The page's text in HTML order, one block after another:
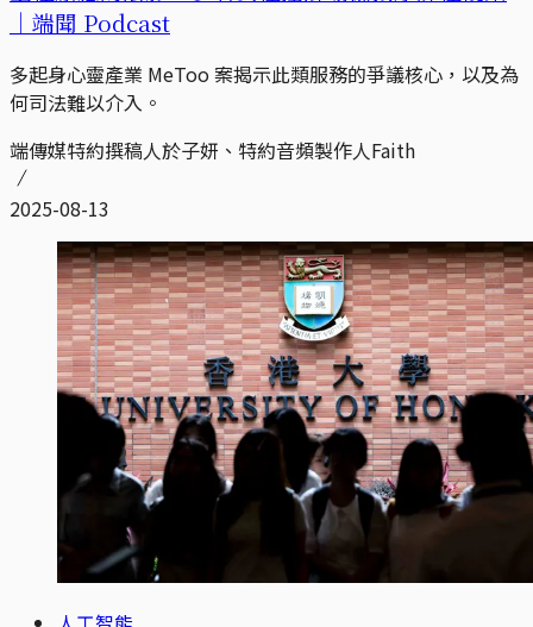
｜端聞 Podcast
多起身心靈產業 MeToo 案揭示此類服務的爭議核心，以及為
何司法難以介入。
端傳媒特約撰稿人於子妍、特約音頻製作人Faith
2025-08-13